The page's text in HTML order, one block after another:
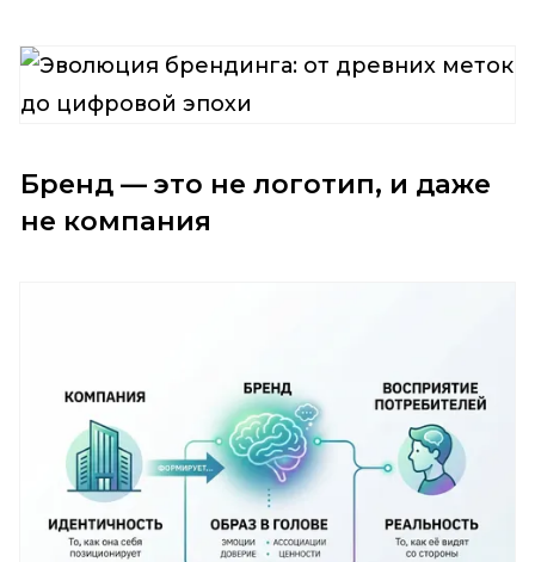
Бренд — это не логотип, и даже
не компания